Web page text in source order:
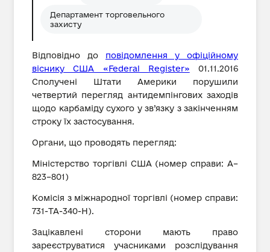
Департамент торговельного
захисту
Відповідно до повідомлення у офіційному
віснику США «Federal Register» 01.11.2016
Сполучені Штати Америки порушили
четвертий перегляд антидемпінгових заходів
щодо карбаміду сухого у зв’язку з закінченням
строку їх застосування.
Органи, що проводять перегляд:
Міністерство торгівлі США (номер справи: A–
823–801)
Комісія з міжнародної торгівлі (номер справи:
731-TA-340-H).
Зацікавлені сторони мають право
зареєструватися учасниками розслідування